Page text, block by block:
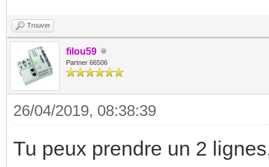
Trouver
filou59
Partner 66506
26/04/2019, 08:38:39
Tu peux prendre un 2